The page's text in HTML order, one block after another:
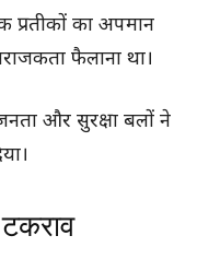
प्रतीकों का अपमान
फैलाना था।
और सुरक्षा बलों ने